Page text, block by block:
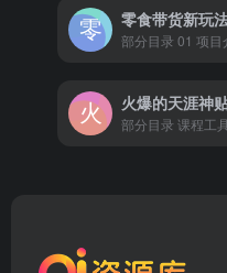
部分目录 01 项目
部分目录 课程工